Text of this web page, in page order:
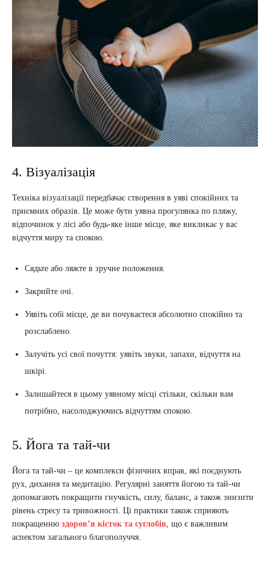
4. Візуалізація
Техніка візуалізації передбачає створення в уяві спокійних та
приємних образів. Це може бути уявна прогулянка по пляжу,
відпочинок у лісі або будь-яке інше місце, яке викликає у вас
відчуття миру та спокою.
Сядьте або ляжте в зручне положення.
Закрийте очі.
Уявіть собі місце, де ви почуваєтеся абсолютно спокійно та
розслаблено.
Залучіть усі свої почуття: уявіть звуки, запахи, відчуття на
шкірі.
Залишайтеся в цьому уявному місці стільки, скільки вам
потрібно, насолоджуючись відчуттям спокою.
5. Йога та тай-чи
Йога та тай-чи – це комплекси фізичних вправ, які поєднують
рух, дихання та медитацію. Регулярні заняття йогою та тай-чи
допомагають покращити гнучкість, силу, баланс, а також знизити
рівень стресу та тривожності. Ці практики також сприяють
покращенню здоров’я кісток та суглобів, що є важливим
аспектом загального благополуччя.